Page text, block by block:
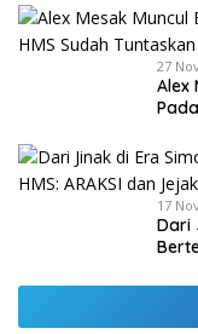
27
Alex
17
Dari